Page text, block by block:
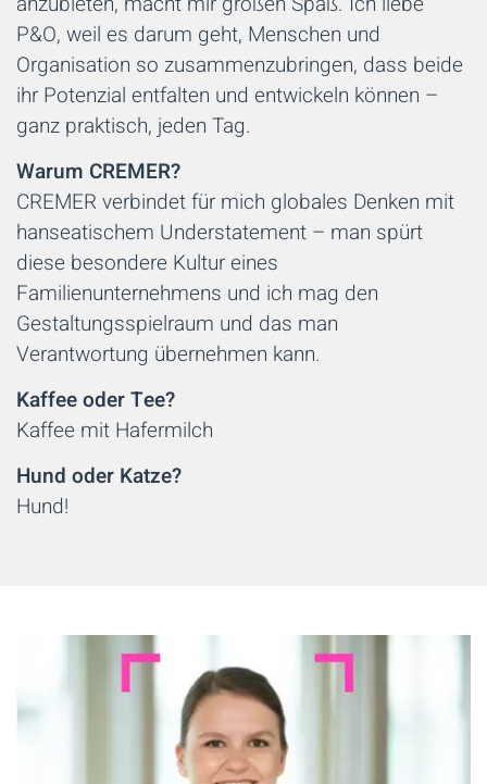
P&O, weil es darum geht, Menschen und
Organisation so zusammenzubringen, dass beide
ihr Potenzial entfalten und entwickeln können –
ganz praktisch, jeden Tag.
Warum CREMER?
CREMER verbindet für mich globales Denken mit
hanseatischem Understatement – man spürt
diese besondere Kultur eines
Familienunternehmens und ich mag den
Gestaltungsspielraum und das man
Verantwortung übernehmen kann.
Kaffee oder Tee?
Kaffee mit Hafermilch
Hund oder Katze?
Hund!